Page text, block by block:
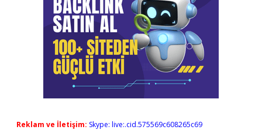
Reklam ve İletişim: Skype: live:.cid.575569c608265c69